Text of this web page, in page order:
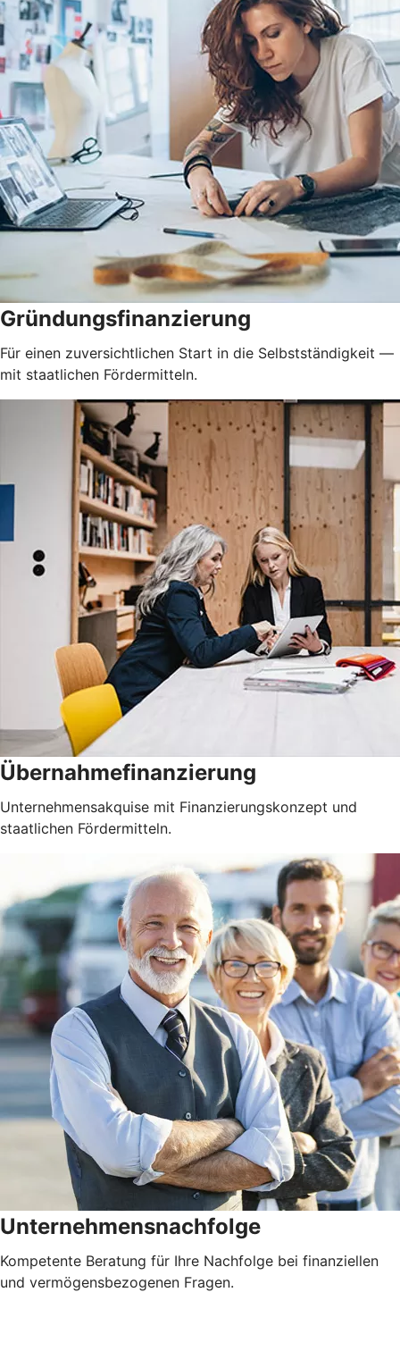
Gründungsfinanzierung
Für einen zuversichtlichen Start in die Selbstständigkeit —
mit staatlichen Fördermitteln.
Übernahmefinanzierung
Unternehmensakquise mit Finanzierungskonzept und
staatlichen Fördermitteln.
Unternehmensnachfolge
Kompetente Beratung für Ihre Nachfolge bei finanziellen
und vermögensbezogenen Fragen.